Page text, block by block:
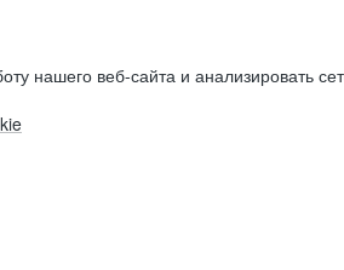
нашего веб-сайта и анализировать